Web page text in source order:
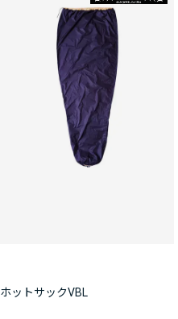
ホットサックVBL